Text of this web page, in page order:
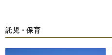
託児・保育